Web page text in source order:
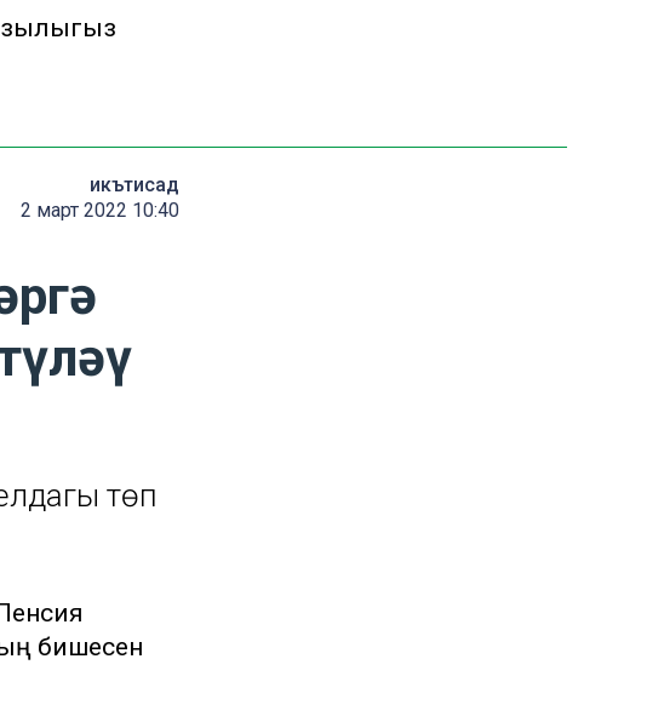
икътисад
2 март 2022 10:40
төп
бишесен